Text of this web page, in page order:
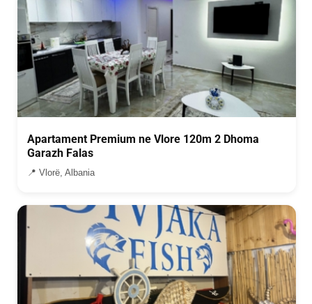
Apartament Premium ne Vlore 120m 2 Dhoma
Garazh Falas
📍 Vlorë, Albania